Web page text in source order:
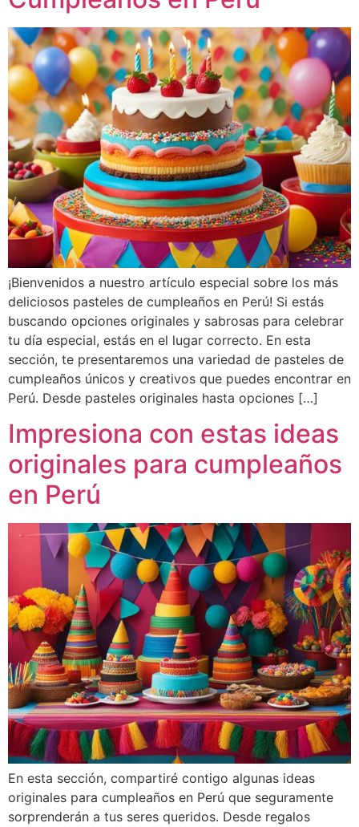
¡Bienvenidos a nuestro artículo especial sobre los más
deliciosos pasteles de cumpleaños en Perú! Si estás
buscando opciones originales y sabrosas para celebrar
tu día especial, estás en el lugar correcto. En esta
sección, te presentaremos una variedad de pasteles de
cumpleaños únicos y creativos que puedes encontrar en
Perú. Desde pasteles originales hasta opciones […]
Impresiona con estas ideas
originales para cumpleaños
en Perú
En esta sección, compartiré contigo algunas ideas
originales para cumpleaños en Perú que seguramente
sorprenderán a tus seres queridos. Desde regalos